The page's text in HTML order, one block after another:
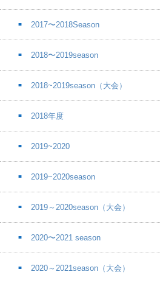
2017〜2018Season
2018〜2019season
2018~2019season（大会）
2018年度
2019~2020
2019~2020season
2019～2020season（大会）
2020〜2021 season
2020～2021season（大会）